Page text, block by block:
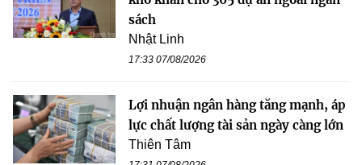
sách
Nhật Linh
17:33 07/08/2026
Lợi nhuận ngân hàng tăng mạnh, áp
lực chất lượng tài sản ngày càng lớn
Thiên Tâm